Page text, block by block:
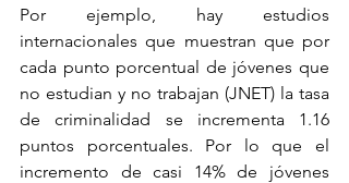
Por ejemplo, hay estudios
internacionales que muestran que por
cada punto porcentual de jóvenes que
no estudian y no trabajan (JNET) la tasa
de criminalidad se incrementa 1.16
puntos porcentuales. Por lo que el
incremento de casi 14% de jóvenes